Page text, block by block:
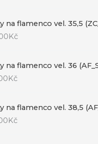
na flamenco vel. 35,5
Kč
na flamenco vel. 36
Kč
na flamenco vel. 38,5
Kč